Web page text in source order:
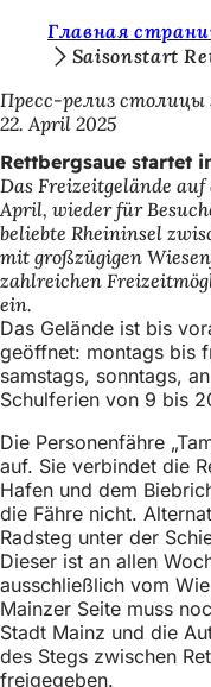
Inhalt anspringen
e
b
e
f
i
n
d
e
n
s
i
c
h
h
i
e
Главная
Saisonstart
Пресс-релиз столицы
22. April 2025
Rettbergsaue startet
Das Freizeitgelände auf
April, wieder für
beliebte Rheininsel
mit großzügigen
zahlreichen
ein.
Das Gelände ist bis
geöffnet: montags bis
samstags, sonntags,
Schulferien von 9 bis
Die Personenfähre
auf. Sie verbindet die
Hafen und dem
die Fähre nicht.
Radsteg unter der
Dieser ist an allen
ausschließlich vom
Mainzer Seite muss
Stadt Mainz und die
des Stegs zwischen
freigegeben.